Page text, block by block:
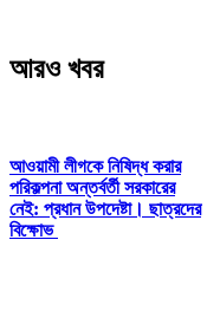
আরও খবর
আওয়ামী লীগকে নিষিদ্ধ করার
পরিকল্পনা অন্তর্বর্তী সরকারের
নেই: প্রধান উপদেষ্টা। ছাত্রদের
বিক্ষোভ